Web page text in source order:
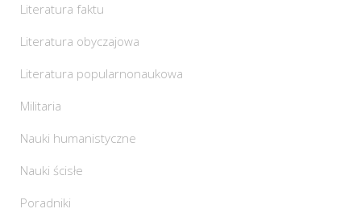
Literatura faktu
Literatura obyczajowa
Literatura popularnonaukowa
Militaria
Nauki humanistyczne
Nauki ścisłe
Poradniki